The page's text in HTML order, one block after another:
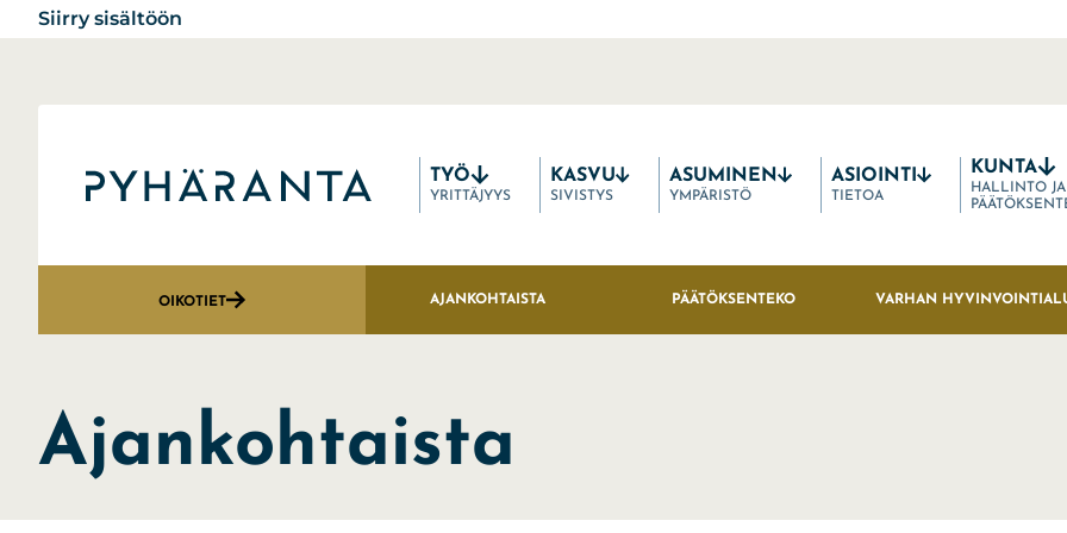
Siirry sisältöön
Etusivu
TYÖ
YRITTÄJYYS
KASVU
SIVISTYS
ASUMINEN
YMPÄRISTÖ
ASIOINTI
TIETOA
KUNTA
HALLINTO JA
OIKOTIET AJANKOHTAISTA PÄÄTÖKSENTEKO VARHAN
Ajankohtaista